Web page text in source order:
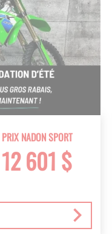
PRIX NADON SPORT
12 601 $